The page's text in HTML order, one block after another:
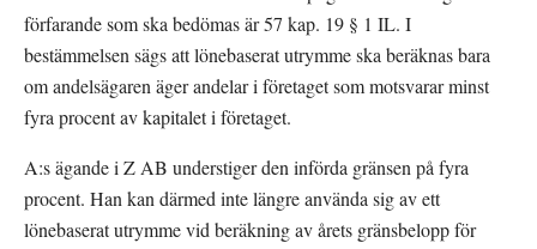
förfarande som ska bedömas är 57 kap. 19 § 1 IL. I
bestämmelsen sägs att lönebaserat utrymme ska beräknas bara
om andelsägaren äger andelar i företaget som motsvarar minst
fyra procent av kapitalet i företaget.
A:s ägande i Z AB understiger den införda gränsen på fyra
procent. Han kan därmed inte längre använda sig av ett
lönebaserat utrymme vid beräkning av årets gränsbelopp för